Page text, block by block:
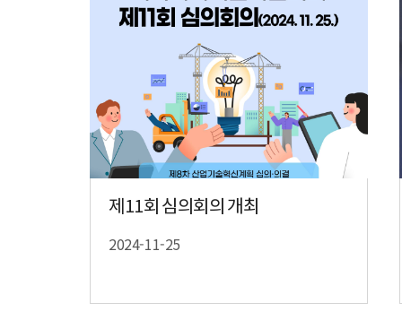
제11회 심의회의 개최
2024-11-25